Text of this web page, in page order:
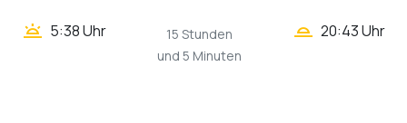
wb_twilight 5:38 Uhr
15 Stunden
und 5 Minuten
wb_twilight_2 20:43 Uhr